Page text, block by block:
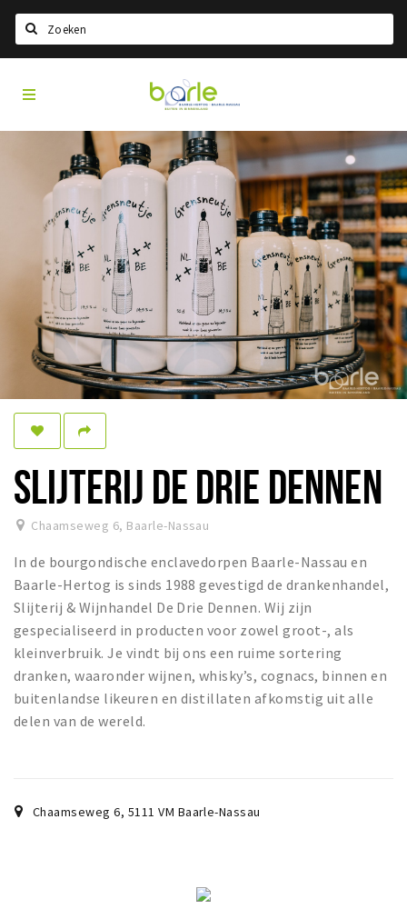
Home
Information
About Baarle
History
Visit Baarle Shop
Enclave voucher
Eat
Drink
Sleap
Shopping
Experience
Museum and theatre
Activity
Cycling
Walking
Nature
Visit
Baarle
SLIJTERIJ DE DRIE DENNEN
Chaamseweg 6, Baarle-Nassau
In de bourgondische enclavedorpen Baarle-Nassau en
Baarle-Hertog is sinds 1988 gevestigd de drankenhandel,
Slijterij & Wijnhandel De Drie Dennen. Wij zijn
gespecialiseerd in producten voor zowel groot-, als
kleinverbruik. Je vindt bij ons een ruime sortering
dranken, waaronder wijnen, whisky’s, cognacs, binnen en
buitenlandse likeuren en distillaten afkomstig uit alle
delen van de wereld.
Chaamseweg 6, 5111 VM Baarle-Nassau